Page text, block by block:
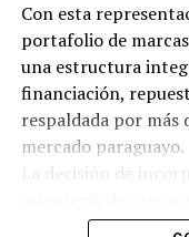
Con esta
portafolio de
una estructura
financiación,
respaldada por más
mercado paraguayo.
luego de un